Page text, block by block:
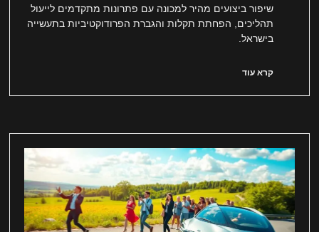
שיפור ביצועים מהיר למכונה עם פתרונות מתקדמים לייעול
תהליכים, הפחתת תקלות והגברת הפרודוקטיביות בתעשייה
בישראל.
קרא עוד